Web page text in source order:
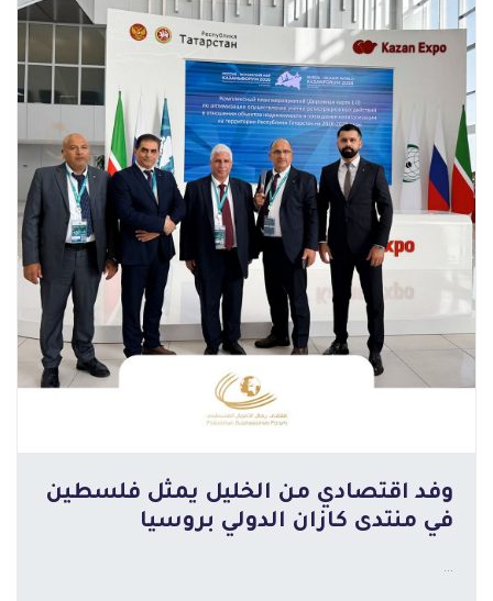
وفد اقتصادي من الخليل يمثل فلسطين
في منتدى كازان الدولي بروسيا
...
المزيد